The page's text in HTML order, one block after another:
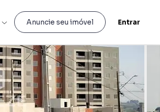
Anuncie seu imóvel Entrar